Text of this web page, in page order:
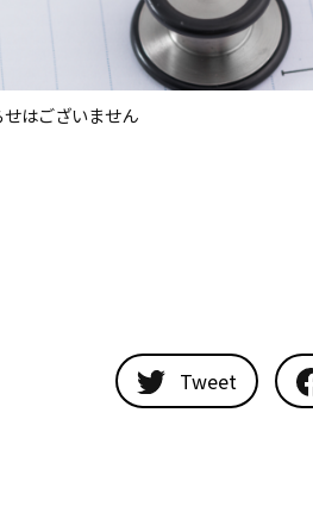
はございません
Tweet